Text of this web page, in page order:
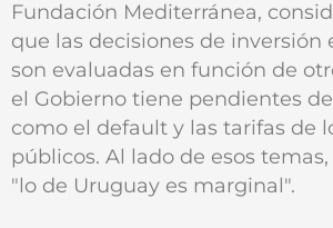
Fundación Mediterránea,
que las decisiones de inversión
son evaluadas en función de
el Gobierno tiene pendientes
como el default y las tarifas de
públicos. Al lado de esos
"lo de Uruguay es marginal".